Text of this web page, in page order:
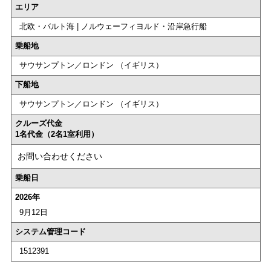
エリア
北欧・バルト海 | ノルウェーフィヨルド・沿岸急行船
乗船地
サウサンプトン／ロンドン （イギリス）
下船地
サウサンプトン／ロンドン （イギリス）
クルーズ代金
1名代金（2名1室利用）
お問い合わせください
乗船日
2026年
9月12日
システム管理コード
1512391